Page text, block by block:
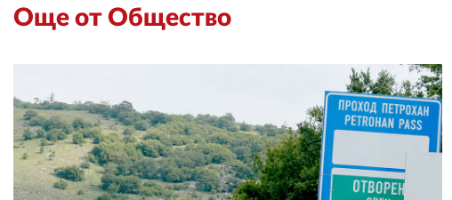
Още от Общество